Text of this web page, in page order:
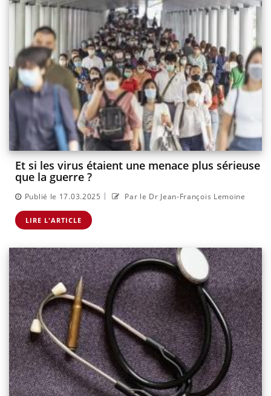
Et si les virus étaient une menace plus sérieuse
que la guerre ?
Publié le 17.03.2025 | Par le Dr Jean-François Lemoine
LIRE L'ARTICLE